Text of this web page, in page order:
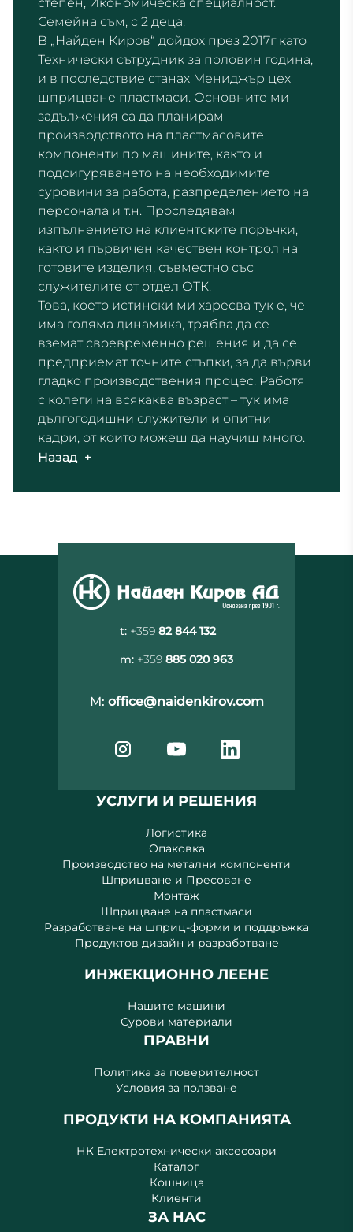
Семейна съм, с 2 деца.
В „Найден Киров“ дойдох през 2017г като
Технически сътрудник за половин година,
и в последствие станах Мениджър цех
шприцване пластмаси. Основните ми
задължения са да планирам
производството на пластмасовите
компоненти по машините, както и
подсигуряването на необходимите
суровини за работа, разпределението на
персонала и т.н. Проследявам
изпълнението на клиентските поръчки,
както и първичен качествен контрол на
готовите изделия, съвместно със
служителите от отдел ОТК.
Това, което истински ми харесва тук е, че
има голяма динамика, трябва да се
вземат своевременно решения и да се
предприемат точните стъпки, за да върви
гладко производствения процес. Работя
с колеги на всякаква възраст – тук има
дългогодишни служители и опитни
кадри, от които можеш да научиш много.
Назад +
УСЛУГИ И РЕШЕНИЯ
Логистика
Опаковка
Производство на метални компоненти
Шприцване и Пресоване
Монтаж
Шприцване на пластмаси
Разработване на шприц-форми и поддръжка
Продуктов дизайн и разработване
ИНЖЕКЦИОННО ЛЕЕНЕ
Нашите машини
Сурови материали
ПРАВНИ
Политика за поверителност
Условия за ползване
ПРОДУКТИ НА КОМПАНИЯТА
НК Електротехнически аксесоари
Каталог
Кошница
Клиенти
ЗА НАС
t: +359 82 844 132
m: +359 885 020 963
M: office@naidenkirov.com